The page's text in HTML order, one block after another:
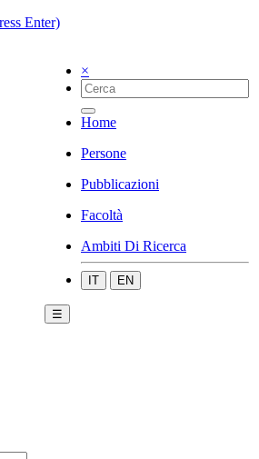
Enter)
×
Home
Persone
Pubblicazioni
Facoltà
Ambiti Di Ricerca
IT EN
☰